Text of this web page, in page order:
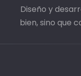
Diseño y
bien, sino que